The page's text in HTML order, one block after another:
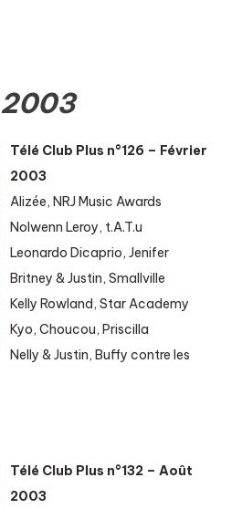
2003
Télé Club Plus n°126 – Février
2003
Alizée, NRJ Music Awards
Nolwenn Leroy, t.A.T.u
Leonardo Dicaprio, Jenifer
Britney & Justin, Smallville
Kelly Rowland, Star Academy
Kyo, Choucou, Priscilla
Nelly & Justin, Buffy contre les
Télé Club Plus n°132 – Août
2003